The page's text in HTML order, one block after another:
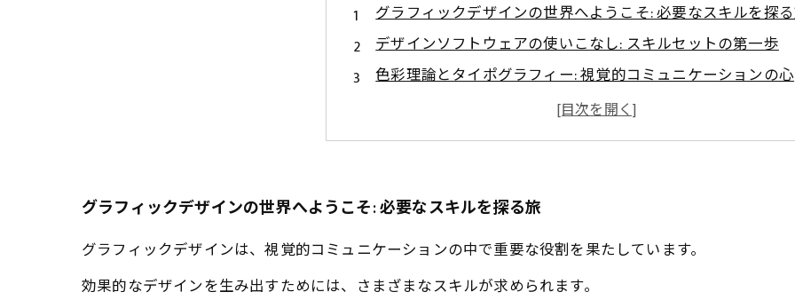
グラフィックデザインの世界へようこそ: 必要なスキルを探
デザインソフトウェアの使いこなし: スキルセットの第一歩
色彩理論とタイポグラフィー: 視覚的コミュニケーションの心
クライアントとのコミュニケーション: デザイナーに欠かせな
デジタルメディアと創造力: 現代デザイナーの重要性
グラフィックデザインの未来: 新たなスキルが拓く可能性
グラフィックデザインの世界へようこそ: 必要なスキルを探る旅
グラフィックデザインは、視覚的コミュニケーションの中で重要な役割を果たしています。
効果的なデザインを生み出すためには、さまざまなスキルが求められます。